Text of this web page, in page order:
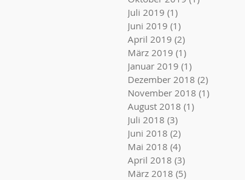
Juli 2019 (1)
Juni 2019 (1)
April 2019 (2)
März 2019 (1)
Januar 2019 (1)
Dezember 2018 (2)
November 2018 (1)
August 2018 (1)
Juli 2018 (3)
Juni 2018 (2)
Mai 2018 (4)
April 2018 (3)
März 2018 (5)